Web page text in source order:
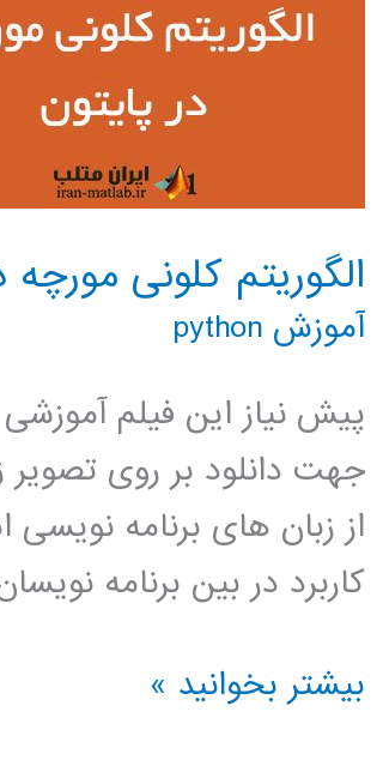
الگوریتم کلونی مورچه
آموزش python
پیش نیاز این فیلم
جهت دانلود بر روی
از زبان های برنامه
کاربرد در بین برنامه
الگوریتم
بیشتر بخوانید »